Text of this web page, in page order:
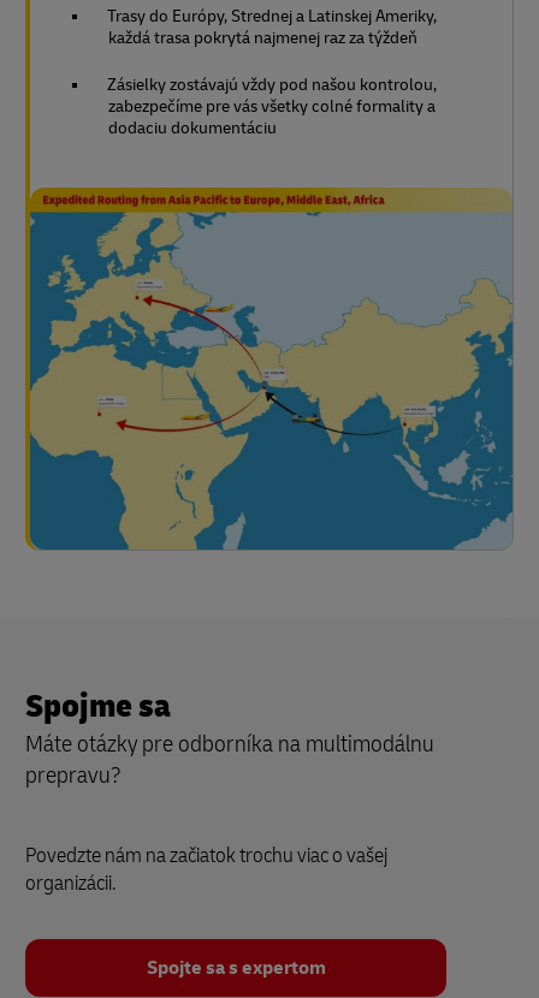
Trasy do Európy, Strednej a Latinskej Ameriky,
každá trasa pokrytá najmenej raz za týždeň
Zásielky zostávajú vždy pod našou kontrolou,
zabezpečíme pre vás všetky colné formality a
dodaciu dokumentáciu
Spojme sa
Máte otázky pre odborníka na multimodálnu
prepravu?
Povedzte nám na začiatok trochu viac o vašej
organizácii.
Spojte sa s expertom